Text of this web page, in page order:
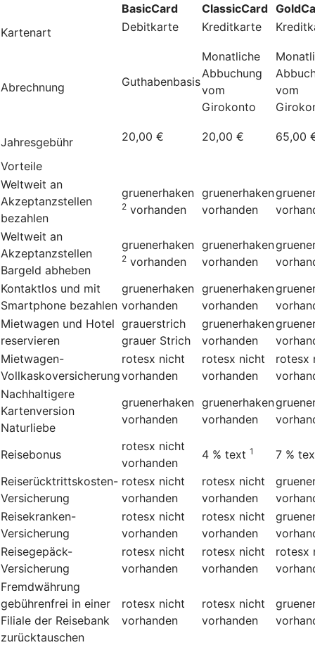
BasicCard ClassicCard
Kartenart
Debitkarte Kreditkarte
Abrechnung Guthabenbasis
Monatliche
Abbuchung
vom
Girokonto
vom
Jahresgebühr 20,00 € 20,00 €
Vorteile
Weltweit an
Akzeptanzstellen
bezahlen
gruenerhaken
2 vorhanden
gruenerhaken
vorhanden
Weltweit an
Akzeptanzstellen
Bargeld abheben
gruenerhaken
2 vorhanden
gruenerhaken
vorhanden
Kontaktlos und mit
Smartphone bezahlen
gruenerhaken
vorhanden
gruenerhaken
vorhanden
Mietwagen und Hotel
reservieren
grauerstrich
grauer Strich
gruenerhaken
vorhanden
Mietwagen-
Vollkaskoversicherung
rotesx nicht
vorhanden
rotesx nicht
vorhanden
rotesx
Nachhaltigere
Kartenversion
Naturliebe
gruenerhaken
vorhanden
gruenerhaken
vorhanden
Reisebonus
rotesx nicht
vorhanden
4 % text 1 7 %
Reiserücktrittskosten-
Versicherung
rotesx nicht
vorhanden
rotesx nicht
vorhanden
Reisekranken-
Versicherung
rotesx nicht
vorhanden
rotesx nicht
vorhanden
Reisegepäck-
Versicherung
rotesx nicht
vorhanden
rotesx nicht
vorhanden
rotesx
Fremdwährung
gebührenfrei in einer
Filiale der Reisebank
zurücktauschen
rotesx nicht
vorhanden
rotesx nicht
vorhanden